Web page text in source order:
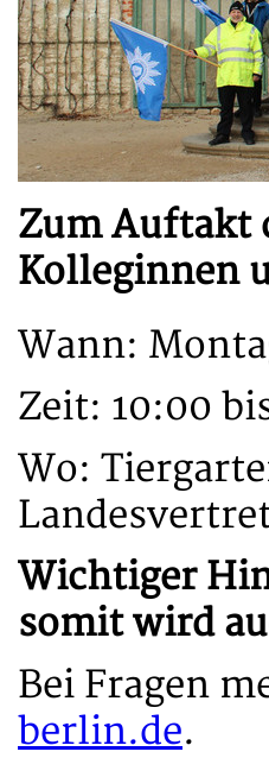
Zum Auftakt
Kolleginnen
Wann:
Zeit: 10:00
Wo:
Wichtiger
somit wird
Bei Fragen
berlin.de.